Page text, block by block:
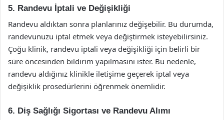
5. Randevu İptali ve Değişikliği
Randevu aldıktan sonra planlarınız değişebilir. Bu durumda,
randevunuzu iptal etmek veya değiştirmek isteyebilirsiniz.
Çoğu klinik, randevu iptali veya değişikliği için belirli bir
süre öncesinden bildirim yapılmasını ister. Bu nedenle,
randevu aldığınız klinikle iletişime geçerek iptal veya
değişiklik prosedürlerini öğrenmek önemlidir.
6. Diş Sağlığı Sigortası ve Randevu Alımı